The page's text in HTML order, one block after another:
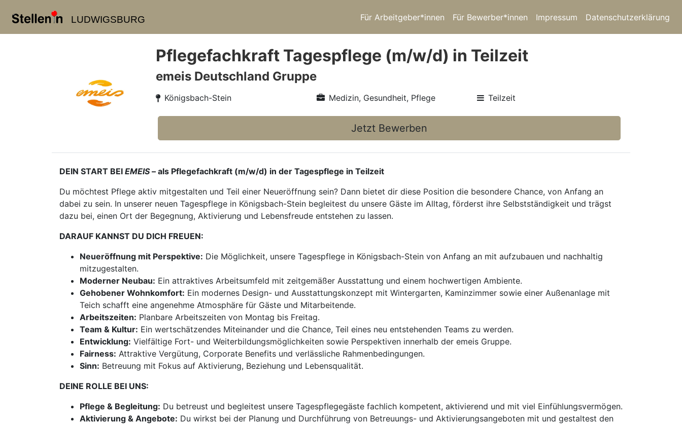
LUDWIGSBURG Für Arbeitgeber*innen Für Bewerber*innen Impressum Datenschutzerklärung
Pflegefachkraft Tagespflege (m/w/d) in Teilzeit
emeis Deutschland Gruppe
Königsbach-Stein Medizin, Gesundheit, Pflege Teilzeit
Jetzt Bewerben
DEIN START BEI EMEIS– als Pflegefachkraft (m/w/d) in der Tagespflege in Teilzeit
Du möchtest Pflege aktiv mitgestalten und Teil einer Neueröffnung sein? Dann bietet dir diese Position die besondere Chance, von Anfang an
dabei zu sein. In unserer neuen Tagespflege in Königsbach-Stein begleitest du unsere Gäste im Alltag, förderst ihre Selbstständigkeit und trägst
dazu bei, einen Ort der Begegnung, Aktivierung und Lebensfreude entstehen zu lassen.
DARAUF KANNST DU DICH FREUEN:
Neueröffnung mit Perspektive: Die Möglichkeit, unsere Tagespflege in Königsbach-Stein von Anfang an mit aufzubauen und nachhaltig
mitzugestalten.
Moderner Neubau: Ein attraktives Arbeitsumfeld mit zeitgemäßer Ausstattung und einem hochwertigen Ambiente.
Gehobener Wohnkomfort: Ein modernes Design- und Ausstattungskonzept mit Wintergarten, Kaminzimmer sowie einer Außenanlage mit
Teich schafft eine angenehme Atmosphäre für Gäste und Mitarbeitende.
Arbeitszeiten: Planbare Arbeitszeiten von Montag bis Freitag.
Team & Kultur: Ein wertschätzendes Miteinander und die Chance, Teil eines neu entstehenden Teams zu werden.
Entwicklung: Vielfältige Fort- und Weiterbildungsmöglichkeiten sowie Perspektiven innerhalb der emeis Gruppe.
Fairness: Attraktive Vergütung, Corporate Benefits und verlässliche Rahmenbedingungen.
Sinn: Betreuung mit Fokus auf Aktivierung, Beziehung und Lebensqualität.
DEINE ROLLE BEI UNS:
Pflege & Begleitung: Du betreust und begleitest unsere Tagespflegegäste fachlich kompetent, aktivierend und mit viel Einfühlungsvermögen.
Aktivierung & Angebote: Du wirkst bei der Planung und Durchführung von Betreuungs- und Aktivierungsangeboten mit und gestaltest den